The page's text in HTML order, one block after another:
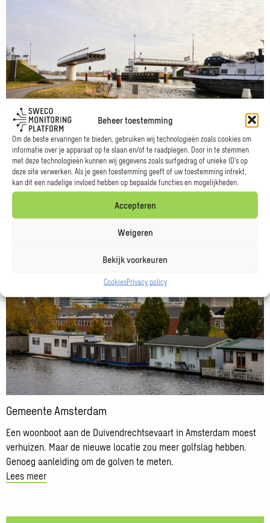
Beheer toestemming
Om de beste ervaringen te bieden, gebruiken wij technologieën zoals cookies om
informatie over je apparaat op te slaan en/of te raadplegen. Door in te stemmen
met deze technologieën kunnen wij gegevens zoals surfgedrag of unieke ID's op
deze site verwerken. Als je geen toestemming geeft of uw toestemming intrekt,
kan dit een nadelige invloed hebben op bepaalde functies en mogelijkheden.
Accepteren
Weigeren
Bekijk voorkeuren
CookiesPrivacy policy
Provincie Fryslân
In Ritsumasyl is een oude brug vervangen door een draaibare
biocomposiet fietsbrug. Van 80% vlas en hars. Sweco monitort
met 188 sensoren het gedrag van deze brug van duurzaam
Fryslân
Gemeente Amsterdam
Een woonboot aan de Duivendrechtsevaart in Amsterdam moest
verhuizen. Maar de nieuwe locatie zou meer golfslag hebben.
Genoeg aanleiding om de golven te meten.
Lees meer
Gemeente
Amsterdam